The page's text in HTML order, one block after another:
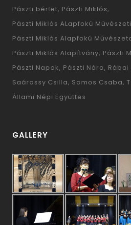
Pászti bérlet Pászti Miklós
Pászti Miklós ALapfokú
Pászti Miklós Alapfokú
Pászti Miklós Alapítvány Pászti
Pászti Napok Pászti Nóra Rábai
Saárossy Csilla Somos Csaba
Állami Népi Együttes
GALLERY